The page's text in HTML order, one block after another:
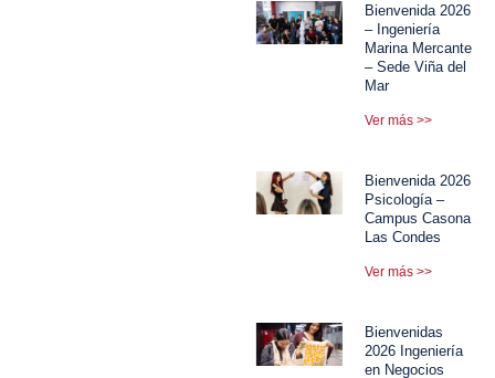
Bienvenida 2026
– Ingeniería
Marina Mercante
– Sede Viña del
Mar
Ver más >>
Bienvenida 2026
Psicología –
Campus Casona
Las Condes
Ver más >>
Bienvenidas
2026 Ingeniería
en Negocios